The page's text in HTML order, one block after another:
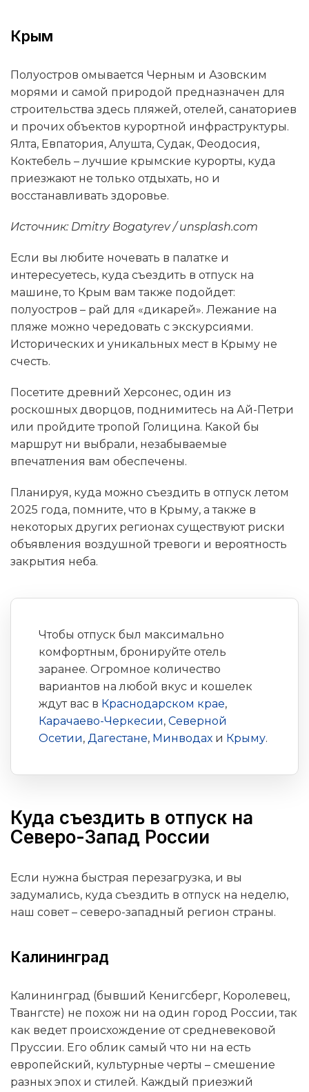
Крым
Полуостров омывается Черным и Азовским
морями и самой природой предназначен для
строительства здесь пляжей, отелей, санаториев
и прочих объектов курортной инфраструктуры.
Ялта, Евпатория, Алушта, Судак, Феодосия,
Коктебель – лучшие крымские курорты, куда
приезжают не только отдыхать, но и
восстанавливать здоровье.
Источник: Dmitry Bogatyrev / unsplash.com
Если вы любите ночевать в палатке и
интересуетесь, куда съездить в отпуск на
машине, то Крым вам также подойдет:
полуостров – рай для «дикарей». Лежание на
пляже можно чередовать с экскурсиями.
Исторических и уникальных мест в Крыму не
счесть.
Посетите древний Херсонес, один из
роскошных дворцов, поднимитесь на Ай-Петри
или пройдите тропой Голицина. Какой бы
маршрут ни выбрали, незабываемые
впечатления вам обеспечены.
Планируя, куда можно съездить в отпуск летом
2025 года, помните, что в Крыму, а также в
некоторых других регионах существуют риски
объявления воздушной тревоги и вероятность
закрытия неба.
Чтобы отпуск был максимально
комфортным, бронируйте отель
заранее. Огромное количество
вариантов на любой вкус и кошелек
ждут вас в Краснодарском крае,
Карачаево-Черкесии, Северной
Осетии, Дагестане, Минводах и Крыму.
Куда съездить в отпуск на
Северо-Запад России
Если нужна быстрая перезагрузка, и вы
задумались, куда съездить в отпуск на неделю,
наш совет – северо-западный регион страны.
Калининград
Калининград (бывший Кенигсберг, Королевец,
Твангсте) не похож ни на один город России, так
как ведет происхождение от средневековой
Пруссии. Его облик самый что ни на есть
европейский, культурные черты – смешение
разных эпох и стилей. Каждый приезжий